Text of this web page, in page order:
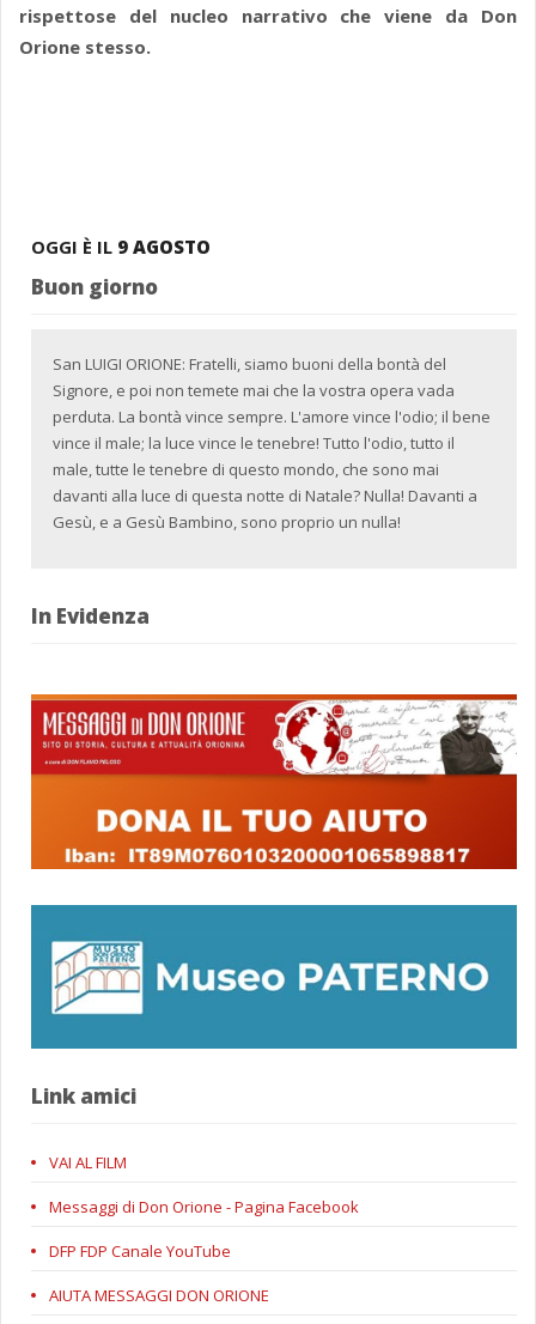
rispettose del nucleo narrativo che viene da Don
Orione stesso.
OGGI È IL 9 AGOSTO
Buon giorno
San LUIGI ORIONE: Fratelli, siamo buoni della bontà del
Signore, e poi non temete mai che la vostra opera vada
perduta. La bontà vince sempre. L'amore vince l'odio; il bene
vince il male; la luce vince le tenebre! Tutto l'odio, tutto il
male, tutte le tenebre di questo mondo, che sono mai
davanti alla luce di questa notte di Natale? Nulla! Davanti a
Gesù, e a Gesù Bambino, sono proprio un nulla!
In Evidenza
Link amici
VAI AL FILM
Messaggi di Don Orione - Pagina Facebook
DFP FDP Canale YouTube
AIUTA MESSAGGI DON ORIONE